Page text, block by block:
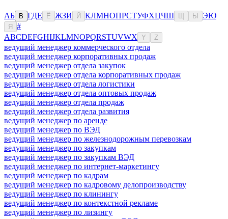
АБ В ГДЕ Ё ЖЗИ Й КЛМНОПРСТУФХЦЧШ Ы ЭЮ
Я
#
ABCDEFGHIJKLMNOPQRSTUVWX Y Z
ведущий менеджер коммерческого отдела
ведущий менеджер корпоративных продаж
ведущий менеджер отдела закупок
ведущий менеджер отдела корпоративных продаж
ведущий менеджер отдела логистики
ведущий менеджер отдела оптовых продаж
ведущий менеджер отдела продаж
ведущий менеджер отдела развития
ведущий менеджер по аренде
ведущий менеджер по ВЭД
ведущий менеджер по железнодорожным перевозкам
ведущий менеджер по закупкам
ведущий менеджер по закупкам ВЭД
ведущий менеджер по интернет-маркетингу
ведущий менеджер по кадрам
ведущий менеджер по кадровому делопроизводству
ведущий менеджер по клинингу
ведущий менеджер по контекстной рекламе
ведущий менеджер по лизингу